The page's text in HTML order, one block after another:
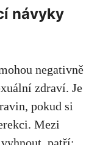
návyky
negativně
zdraví. Je
pokud si
Mezi